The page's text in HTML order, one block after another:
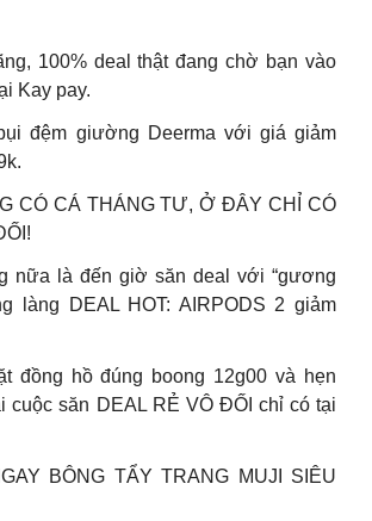
100% deal thật đang chờ bạn vào
Kay pay.
đệm giường Deerma với giá giảm
CÓ CÁ THÁNG TƯ, Ở ĐÂY CHỈ CÓ
nữa là đến giờ săn deal với “gương
làng DEAL HOT: AIRPODS 2 giảm
đồng hồ đúng boong 12g00 và hẹn
cuộc săn DEAL RẺ VÔ ĐỐI chỉ có tại
BÔNG TẨY TRANG MUJI SIÊU